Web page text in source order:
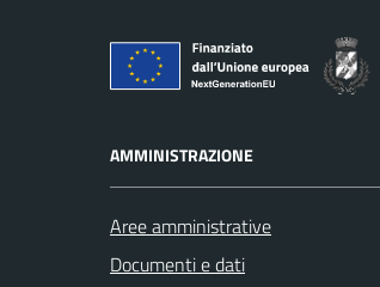
AMMINISTRAZIONE
Aree amministrative
Documenti e dati